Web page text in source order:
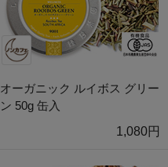
オーガニック ルイボス グリー
ン 50g 缶入
1,080円